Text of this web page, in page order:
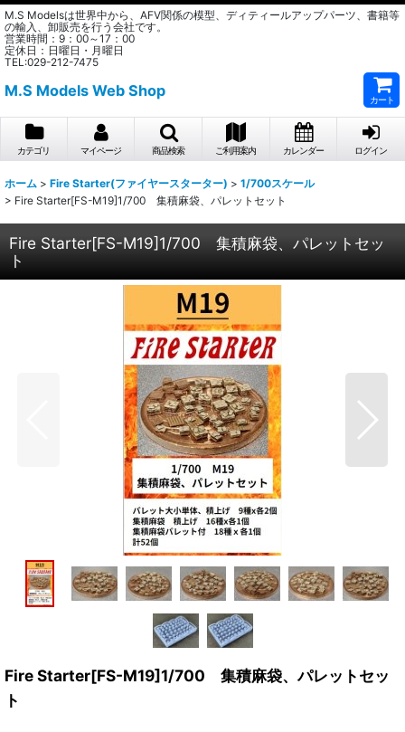
M.S Modelsは世界中から、AFV関係の模型、ディティールアップパーツ、書籍等
の輸入、卸販売を行う会社です。
営業時間：9：00～17：00
定休日：日曜日・月曜日
TEL:029-212-7475
M.S Models Web Shop
カート
カテゴリ マイページ 商品検索 ご利用案内 カレンダー ログイン
ホーム > Fire Starter(ファイヤースターター) > 1/700スケール
> Fire Starter[FS-M19]1/700 集積麻袋、パレットセット
Fire Starter[FS-M19]1/700 集積麻袋、パレットセッ
ト
Fire Starter[FS-M19]1/700 集積麻袋、パレットセッ
ト